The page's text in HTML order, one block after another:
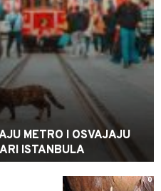
METRO I OSVAJAJU
ISTANBULA
0